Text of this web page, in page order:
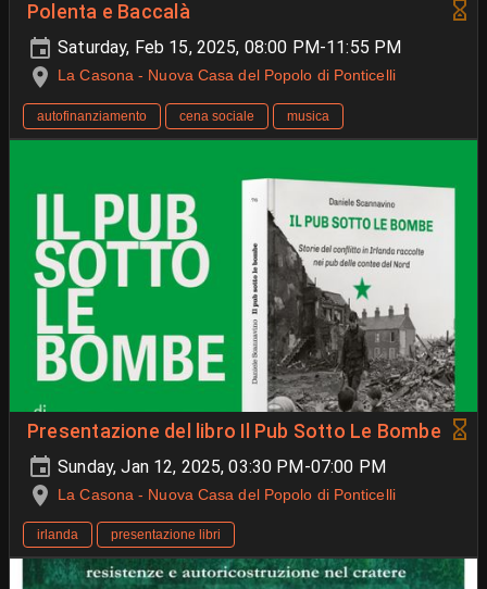
Polenta e Baccalà
Saturday, Feb 15, 2025, 08:00 PM-11:55 PM
La Casona - Nuova Casa del Popolo di Ponticelli
autofinanziamento cena sociale musica
Presentazione del libro Il Pub Sotto Le Bombe
Sunday, Jan 12, 2025, 03:30 PM-07:00 PM
La Casona - Nuova Casa del Popolo di Ponticelli
irlanda presentazione libri